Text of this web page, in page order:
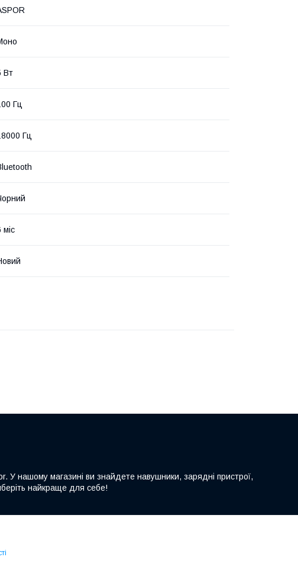
Вт
Гц
Гц
міс
У нашому магазині ви знайдете навушники, зарядні пристрої,
найкраще для себе!